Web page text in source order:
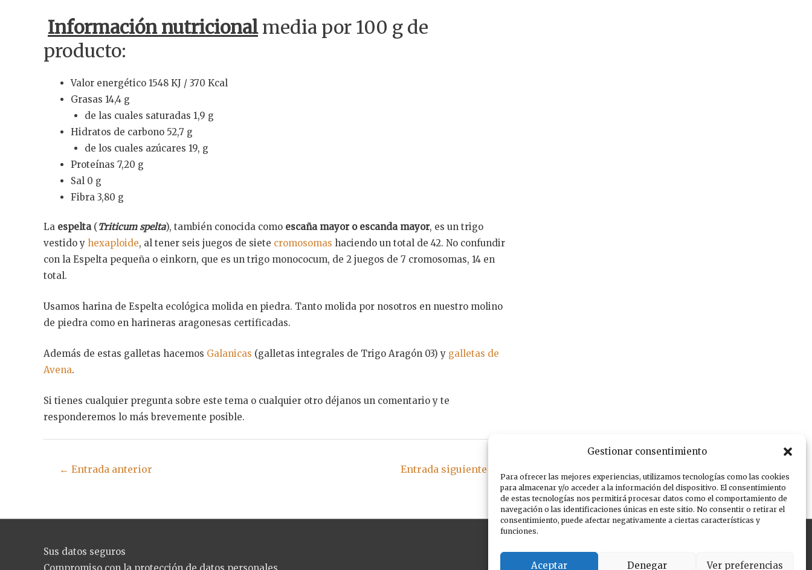
Gestionar consentimiento
Para ofrecer las mejores experiencias, utilizamos tecnologías como las cookies
para almacenar y/o acceder a la información del dispositivo. El consentimiento
de estas tecnologías nos permitirá procesar datos como el comportamiento de
navegación o las identificaciones únicas en este sitio. No consentir o retirar el
consentimiento, puede afectar negativamente a ciertas características y
funciones.
Aceptar Denegar Ver preferencias
Información nutricionalmedia por 100 g de
producto:
Valor energético 1548 KJ / 370 Kcal
Grasas 14,4 g
de las cuales saturadas 1,9 g
Hidratos de carbono 52,7 g
de los cuales azúcares 19, g
Proteínas 7,20 g
Sal 0 g
Fibra 3,80 g
La espelta(Triticum spelta), también conocida como escaña mayor o escanda mayor, es un trigo
vestido y hexaploide, al tener seis juegos de siete cromosomas haciendo un total de 42. No confundir
con la Espelta pequeña o einkorn, que es un trigo monococum, de 2 juegos de 7 cromosomas, 14 en
total.
Usamos harina de Espelta ecológica molida en piedra. Tanto molida por nosotros en nuestro molino
de piedra como en harineras aragonesas certificadas.
Además de estas galletas hacemos Galanicas (galletas integrales de Trigo Aragón 03) y galletas de
Avena.
Si tienes cualquier pregunta sobre este tema o cualquier otro déjanos un comentario y te
responderemos lo más brevemente posible.
Navegación
← Entrada anterior Entrada siguiente
Sus datos seguros